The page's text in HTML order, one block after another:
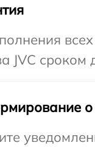
JVC сроком
о